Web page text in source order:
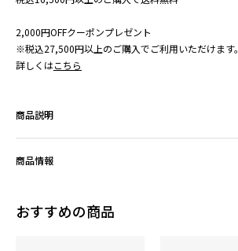
2,000円OFFクーポンプレゼント
※税込27,500円以上のご購入でご利用いただけます。
詳しくはこちら
商品説明
商品情報
おすすめの商品